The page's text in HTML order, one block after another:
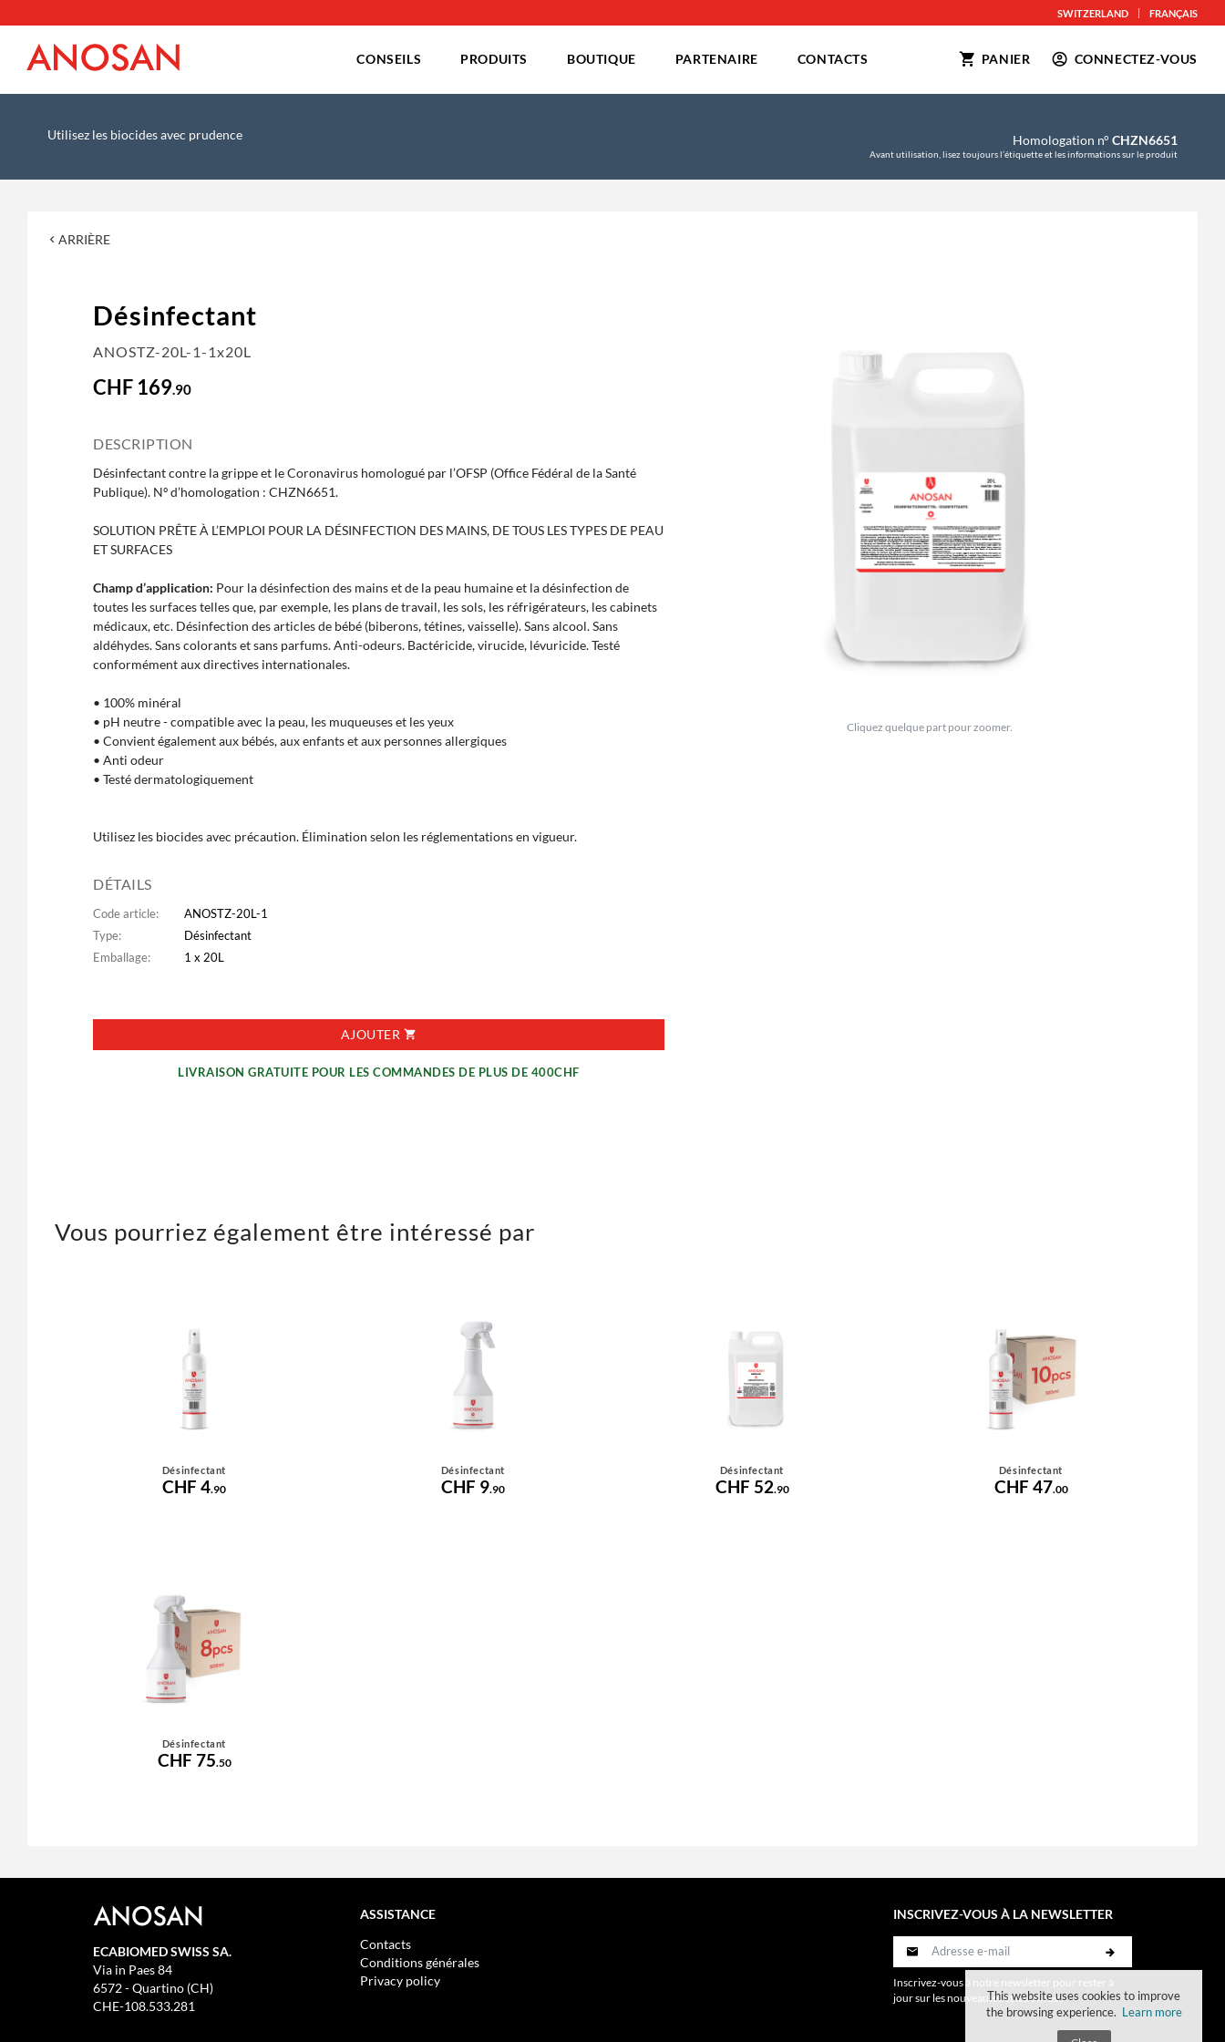
SWITZERLAND FRANÇAIS
CONSEILS PRODUITS
BOUTIQUE
PARTENAIRE CONTACTS PANIER CONNECTEZ-VOUS
Utilisez les biocides avec prudence Homologation n° CHZN6651
Avant utilisation, lisez toujours l’étiquette et les informations sur le produit
ARRIÈRE
Désinfectant
ANOSTZ-20L-1-1x20L
CHF 169.90
DESCRIPTION
Désinfectant contre la grippe et le Coronavirus homologué par l’OFSP (Office Fédéral de la Santé
Publique). Nº d’homologation : CHZN6651.
SOLUTION PRÊTE À L’EMPLOI POUR LA DÉSINFECTION DES MAINS, DE TOUS LES TYPES DE PEAU
ET SURFACES
Champ d’application: Pour la désinfection des mains et de la peau humaine et la désinfection de
toutes les surfaces telles que, par exemple, les plans de travail, les sols, les réfrigérateurs, les cabinets
médicaux, etc. Désinfection des articles de bébé (biberons, tétines, vaisselle). Sans alcool. Sans
aldéhydes. Sans colorants et sans parfums. Anti-odeurs. Bactéricide, virucide, lévuricide. Testé
conformément aux directives internationales.
• 100% minéral
• pH neutre - compatible avec la peau, les muqueuses et les yeux
• Convient également aux bébés, aux enfants et aux personnes allergiques
• Anti odeur
• Testé dermatologiquement
Utilisez les biocides avec précaution. Élimination selon les réglementations en vigueur.
DÉTAILS
Code article:
ANOSTZ-20L-1
Type:
Désinfectant
Emballage:
1 x 20L
AJOUTER
LIVRAISON GRATUITE POUR LES COMMANDES DE PLUS DE 400CHF
Cliquez quelque part pour zoomer.
Vous pourriez également être intéressé par
Désinfectant
CHF 4.90
Désinfectant
CHF 9.90
Désinfectant
CHF 52.90
Désinfectant
CHF 47.00
Désinfectant
CHF 75.50
ECABIOMED SWISS SA.
Via in Paes 84
6572 - Quartino (CH)
CHE-108.533.281
ASSISTANCE
Contacts
Conditions générales
Privacy policy
INSCRIVEZ-VOUS À LA NEWSLETTER
Inscrivez-vous à notre newsletter pour rester à
jour sur les nouveautés et les offres !This website uses cookies to improve
the browsing experience. Learn more